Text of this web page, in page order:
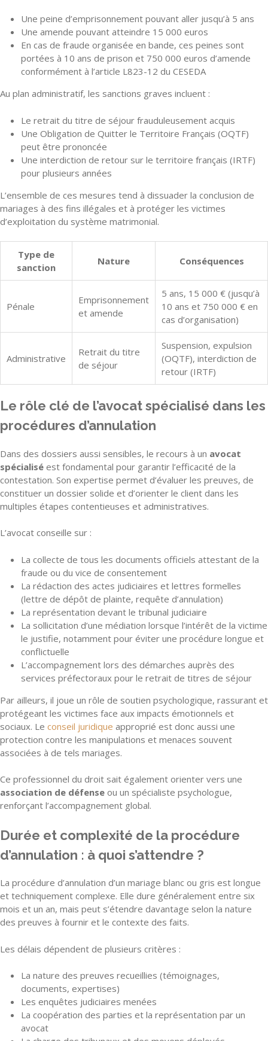
Une peine d’emprisonnement pouvant aller jusqu’à 5 ans
Une amende pouvant atteindre 15 000 euros
En cas de fraude organisée en bande, ces peines sont
portées à 10 ans de prison et 750 000 euros d’amende
conformément à l’article L823-12 du CESEDA
Au plan administratif, les sanctions graves incluent :
Le retrait du titre de séjour frauduleusement acquis
Une Obligation de Quitter le Territoire Français (OQTF)
peut être prononcée
Une interdiction de retour sur le territoire français (IRTF)
pour plusieurs années
L’ensemble de ces mesures tend à dissuader la conclusion de
mariages à des fins illégales et à protéger les victimes
d’exploitation du système matrimonial.
Type de
sanction
Nature Conséquences
Pénale
Emprisonnement
et amende
5 ans, 15 000 € (jusqu’à
10 ans et 750 000 € en
cas d’organisation)
Administrative
Retrait du titre
de séjour
Suspension, expulsion
(OQTF), interdiction de
retour (IRTF)
Le rôle clé de l’avocat spécialisé dans les
procédures d’annulation
Dans des dossiers aussi sensibles, le recours à un avocat
spécialisé est fondamental pour garantir l’efficacité de la
contestation. Son expertise permet d’évaluer les preuves, de
constituer un dossier solide et d’orienter le client dans les
multiples étapes contentieuses et administratives.
L’avocat conseille sur :
La collecte de tous les documents officiels attestant de la
fraude ou du vice de consentement
La rédaction des actes judiciaires et lettres formelles
(lettre de dépôt de plainte, requête d’annulation)
La représentation devant le tribunal judiciaire
La sollicitation d’une médiation lorsque l’intérêt de la victime
le justifie, notamment pour éviter une procédure longue et
conflictuelle
L’accompagnement lors des démarches auprès des
services préfectoraux pour le retrait de titres de séjour
Par ailleurs, il joue un rôle de soutien psychologique, rassurant et
protégeant les victimes face aux impacts émotionnels et
sociaux. Le conseil juridique approprié est donc aussi une
protection contre les manipulations et menaces souvent
associées à de tels mariages.
Ce professionnel du droit sait également orienter vers une
association de défense ou un spécialiste psychologue,
renforçant l’accompagnement global.
Durée et complexité de la procédure
d’annulation : à quoi s’attendre ?
La procédure d’annulation d’un mariage blanc ou gris est longue
et techniquement complexe. Elle dure généralement entre six
mois et un an, mais peut s’étendre davantage selon la nature
des preuves à fournir et le contexte des faits.
Les délais dépendent de plusieurs critères :
La nature des preuves recueillies (témoignages,
documents, expertises)
Les enquêtes judiciaires menées
La coopération des parties et la représentation par un
avocat